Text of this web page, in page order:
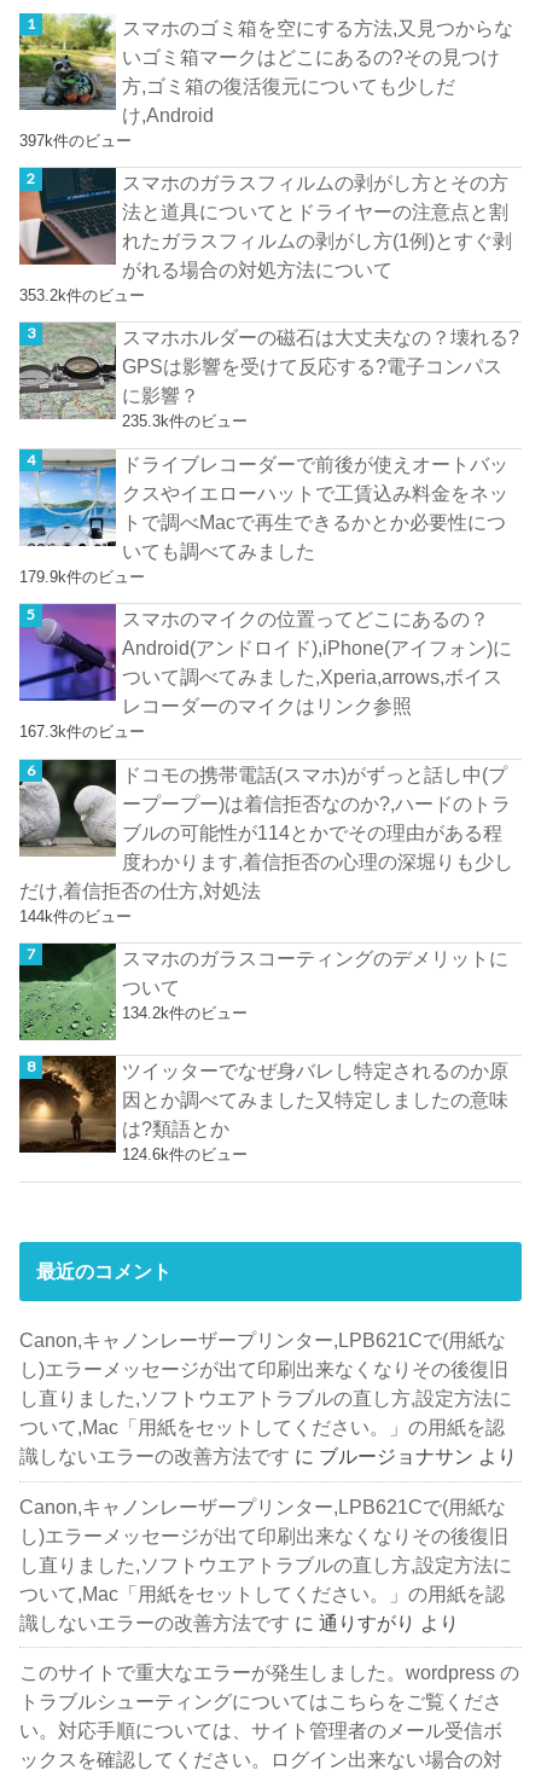
スマホのゴミ箱を空にする方法,又見つからな
いゴミ箱マークはどこにあるの?その見つけ
方,ゴミ箱の復活復元についても少しだ
け,Android
397k件のビュー
スマホのガラスフィルムの剥がし方とその方
法と道具についてとドライヤーの注意点と割
れたガラスフィルムの剥がし方(1例)とすぐ剥
がれる場合の対処方法について
353.2k件のビュー
スマホホルダーの磁石は大丈夫なの？壊れる?
GPSは影響を受けて反応する?電子コンパス
に影響？
235.3k件のビュー
ドライブレコーダーで前後が使えオートバッ
クスやイエローハットで工賃込み料金をネッ
トで調べMacで再生できるかとか必要性につ
いても調べてみました
179.9k件のビュー
スマホのマイクの位置ってどこにあるの？
Android(アンドロイド),iPhone(アイフォン)に
ついて調べてみました,Xperia,arrows,ボイス
レコーダーのマイクはリンク参照
167.3k件のビュー
ドコモの携帯電話(スマホ)がずっと話し中(プ
ープープー)は着信拒否なのか?,ハードのトラ
ブルの可能性が114とかでその理由がある程
度わかります,着信拒否の心理の深堀りも少し
だけ,着信拒否の仕方,対処法
144k件のビュー
スマホのガラスコーティングのデメリットに
ついて
134.2k件のビュー
ツイッターでなぜ身バレし特定されるのか原
因とか調べてみました又特定しましたの意味
は?類語とか
124.6k件のビュー
最近のコメント
Canon,キャノンレーザープリンター,LPB621Cで(用紙な
し)エラーメッセージが出て印刷出来なくなりその後復旧
し直りました,ソフトウエアトラブルの直し方,設定方法に
ついて,Mac「用紙をセットしてください。」の用紙を認
識しないエラーの改善方法です に ブルージョナサン より
Canon,キャノンレーザープリンター,LPB621Cで(用紙な
し)エラーメッセージが出て印刷出来なくなりその後復旧
し直りました,ソフトウエアトラブルの直し方,設定方法に
ついて,Mac「用紙をセットしてください。」の用紙を認
識しないエラーの改善方法です に通りすがり より
このサイトで重大なエラーが発生しました。wordpress の
トラブルシューティングについてはこちらをご覧くださ
い。対応手順については、サイト管理者のメール受信ボ
ックスを確認してください。ログイン出来ない場合の対